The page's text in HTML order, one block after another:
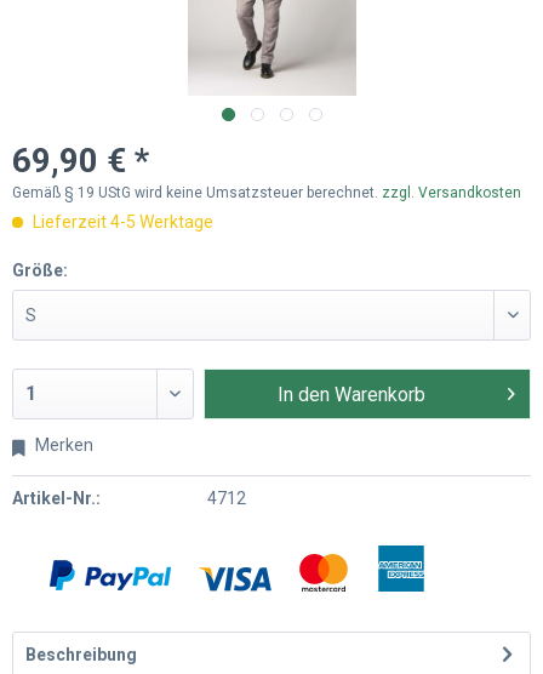
69,90 € *
Gemäß § 19 UStG wird keine Umsatzsteuer berechnet. zzgl. Versandkosten
Lieferzeit 4-5 Werktage
Größe:
In den Warenkorb
Merken
Artikel-Nr.: 4712
Beschreibung